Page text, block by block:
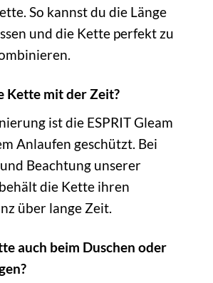
So kannst du die Länge
und die Kette perfekt zu
Kette mit der Zeit?
ist die ESPRIT Gleam
Anlaufen geschützt. Bei
Beachtung unserer
die Kette ihren
über lange Zeit.
auch beim Duschen oder